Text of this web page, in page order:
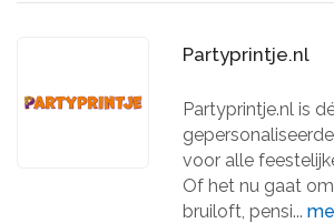
Partyprintje.nl
Partyprintje.nl is
voor alle
Of het nu gaat
bruiloft, pensi...